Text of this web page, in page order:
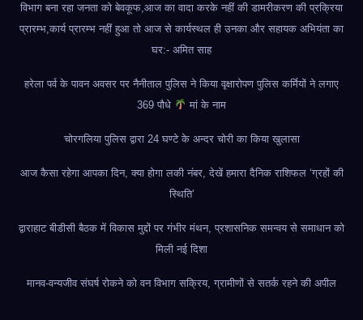
विभाग बना रहा जनता को बेवकूफ,आज का वादा करके नहीं की डामरीकरण की प्रक्रिया
प्रारम्भ,कार्य प्रारम्भ नहीं हुआ तो आज से कार्यस्थल ही उनका और सहायक अभियंता का
घर:- अमित साह
हरेला पर्व के पावन अवसर पर नैनीताल पुलिस ने किया वृक्षारोपण पुलिस कर्मियों ने लगाए
369 पौधे
मां के नाम
चोरगलिया पुलिस द्वारा 24 घण्टे के अन्दर चोरी का किया खुलासा
आज कैसा रहेगा आपका दिन, क्या होगा लकी नंबर, देखें हमारा दैनिक राशिफल ‘ग्रहों की
स्थिति’
द्वाराहाट बीडीसी बैठक में विकास मुद्दों पर गंभीर मंथन, प्रशासनिक समन्वय से समाधान को
मिली नई दिशा
मानव-वन्यजीव संघर्ष रोकने को वन विभाग सक्रिय, ग्रामीणों से सतर्क रहने की अपील